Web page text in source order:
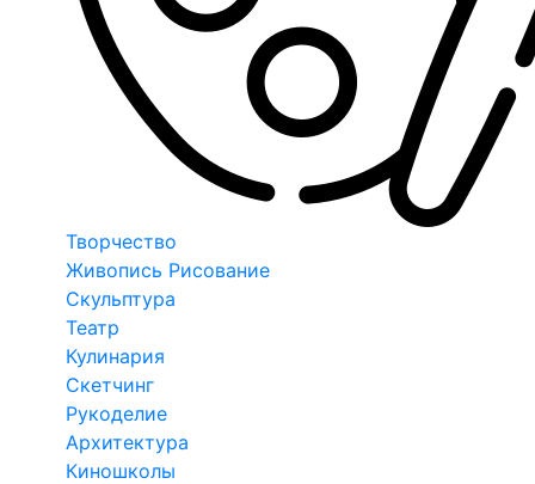
Творчество
Живопись Рисование
Скульптура
Театр
Кулинария
Скетчинг
Рукоделие
Архитектура
Киношколы